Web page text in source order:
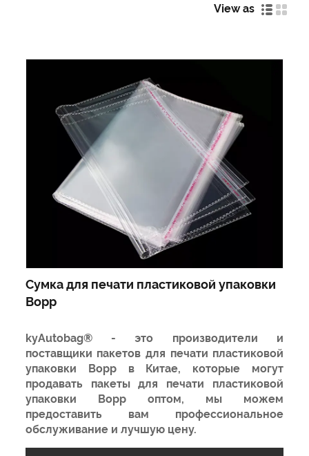
View as
Сумка для печати пластиковой упаковки
Bopp
kyAutobag® - это производители и
поставщики пакетов для печати пластиковой
упаковки Bopp в Китае, которые могут
продавать пакеты для печати пластиковой
упаковки Bopp оптом, мы можем
предоставить вам профессиональное
обслуживание и лучшую цену.